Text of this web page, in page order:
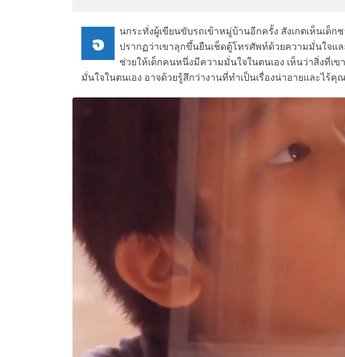
จ
นกระทั่งผู้เขียนขับรถเข้าหมู่บ้านอีกครั้ง สังเกตเห็นเด็
ปรากฏว่าเขาลุกขึ้นยืนเช็ดตู้โทรศัพท์ด้วยความมั่นใจแ
ช่วยให้เด็กคนหนึ่งมีความมั่นใจในตนเอง เห็นว่าสิ่งที่เ
มั่นใจในตนเอง อาจด้วยรู้สึกว่างานที่ทำเป็นเรื่องน่าอายและไ